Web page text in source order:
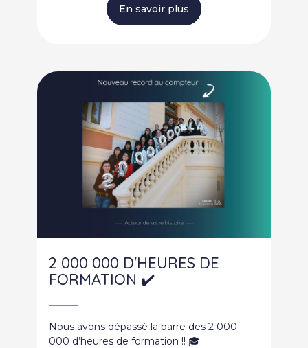
En savoir plus
2 000 000 D'HEURES DE
FORMATION ✔️
Nous avons dépassé la barre des 2 000
000 d’heures de formation !! 🎓